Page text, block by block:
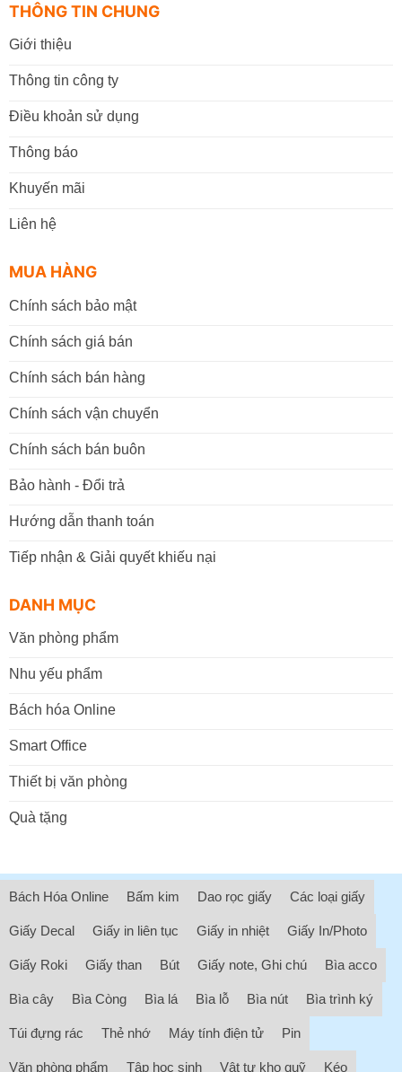
THÔNG TIN CHUNG
Giới thiệu
Thông tin công ty
Điều khoản sử dụng
Thông báo
Khuyến mãi
Liên hệ
MUA HÀNG
Chính sách bảo mật
Chính sách giá bán
Chính sách bán hàng
Chính sách vận chuyển
Chính sách bán buôn
Bảo hành - Đổi trả
Hướng dẫn thanh toán
Tiếp nhận & Giải quyết khiếu nại
DANH MỤC
Văn phòng phẩm
Nhu yếu phẩm
Bách hóa Online
Smart Office
Thiết bị văn phòng
Quà tặng
Bách Hóa Online Bấm kim Dao rọc giấy Các loại giấy
Giấy Decal Giấy in liên tục Giấy in nhiệt Giấy In/Photo
Giấy Roki Giấy than Bút Giấy note, Ghi chú Bìa acco
Bìa cây Bìa Còng Bìa lá Bìa lỗ Bìa nút Bìa trình ký
Túi đựng rác Thẻ nhớ Máy tính điện tử Pin
Văn phòng phẩm Tập học sinh Vật tư kho quỹ Kéo